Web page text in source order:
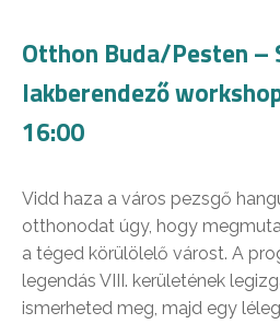
Otthon Buda/Pesten –
lakberendező
16:00
Vidd haza a város pezsgő
otthonodat úgy, hogy
a téged körülölelő várost. A
legendás VIII. kerületének
ismerheted meg, majd egy